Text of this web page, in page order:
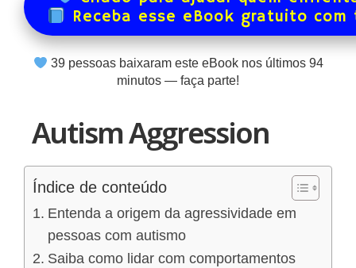
Receba esse eBook gratuito
39pessoas baixaram este eBook nos últimos 94
minutos — faça parte!
Autism Aggression
Índice de conteúdo
Entenda a origem da agressividade em
pessoas com autismo
Saiba como lidar com comportamentos